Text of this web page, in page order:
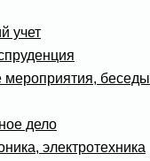
учет
мероприятия, беседы
дело
электротехника